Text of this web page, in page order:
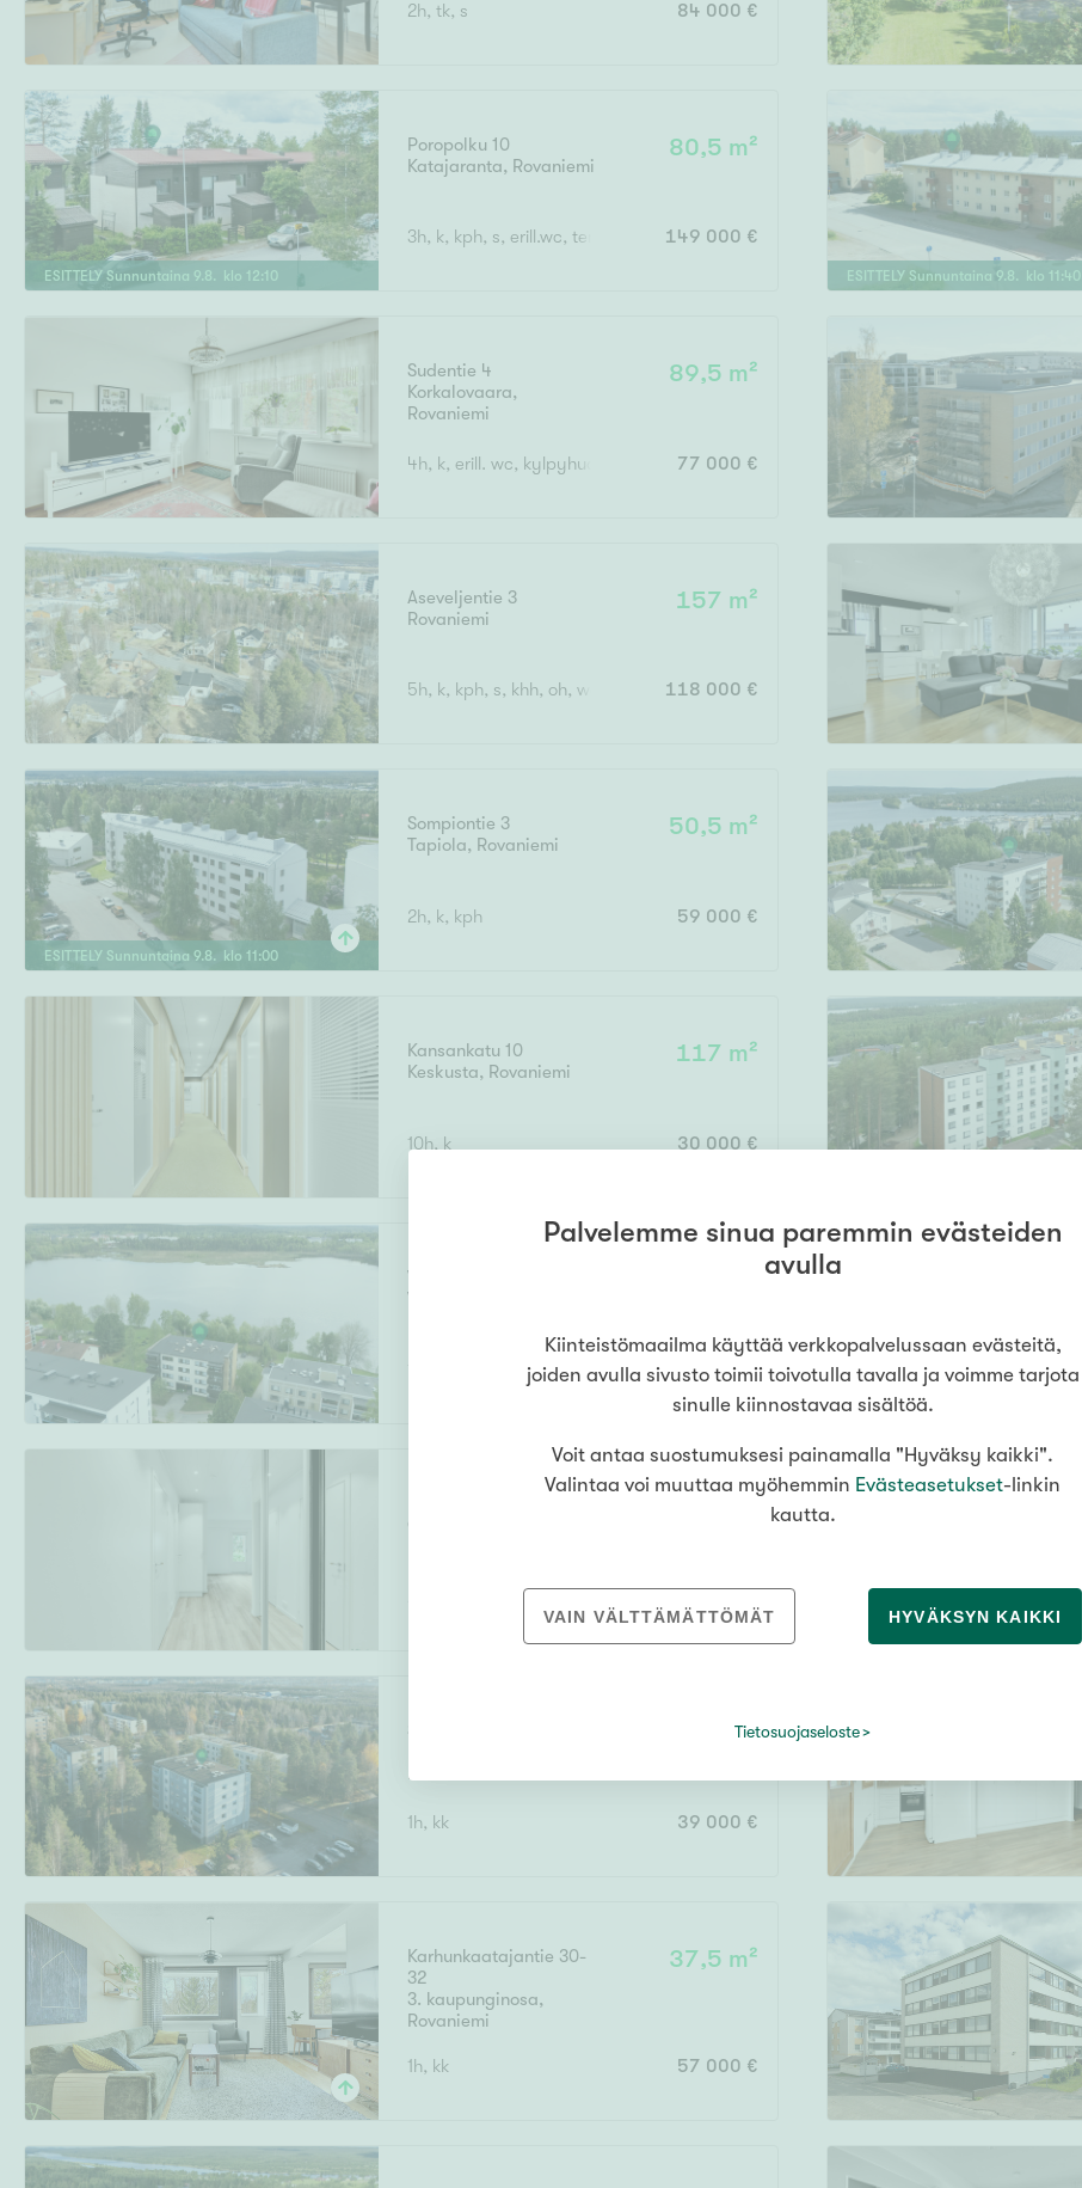
Uudiskohteet
Arvokohteet
Ominaisuudet
Parveke
2h, tk, s 84 000 €
ESITTELY Sunnuntaina 9. 8 . klo 12:10
Poropolku 10
Katajaranta, Rovaniemi
80,5 m²
3h, k, kph, s, erill.wc, terassi + var149 000 €
ESITTELY Sunnuntaina 9. 8 . klo 11 :40
Sudentie 4
Korkalovaara,
Rovaniemi
89,5 m²
4h, k, erill. wc, kylpyhuone, eteinen, lasitettu parveke
77 000 €
Aseveljentie 3
Rovaniemi
157 m²
5h, k, kph, s, khh, oh, wc x 3 118 000 €
ESITTELY Sunnuntaina 9.8. klo 11 :00
Sompiontie 3
Tapiola, Rovaniemi
50,5 m²
2h, k, kph 59 000 €
Kansankatu 10
Keskusta, Rovaniemi
117 m²
10h, k 30 000 €
Veitikantie 28
Veitikanharju
74 000 €
69 000 €
Rovaniemi
34 m²
1h, kk 39 000 €
Karhunkaatajantie 30-
32
3. kaupunginosa,
Rovaniemi
37,5 m²
1h, kk 57 000 €
Palvelemme sinua paremmin evästeiden
avulla
Kiinteistömaailma käyttää verkkopalvelussaan evästeitä,
joiden avulla sivusto toimii toivotulla tavalla ja voimme tarjota
sinulle kiinnostavaa sisältöä.
Voit antaa suostumuksesi painamalla "Hyväksy kaikki".
Valintaa voi muuttaa myöhemmin Evästeasetukset-linkin
kautta.
VAIN VÄLTTÄMÄTTÖMÄT HYVÄKSYN KAIKKI
Tietosuojaseloste